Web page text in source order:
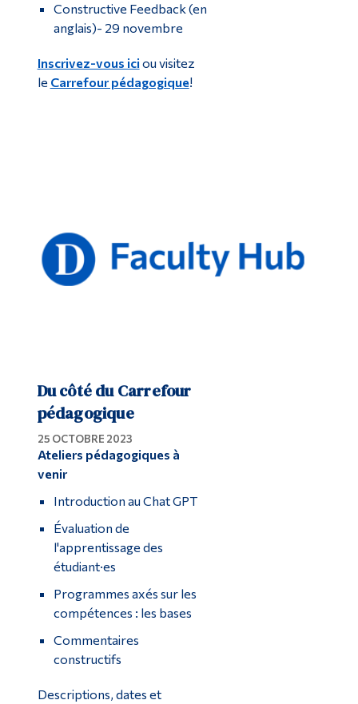
Constructive Feedback (en
anglais)- 29 novembre
Inscrivez-vous ici ou visitez
le Carrefour pédagogique!
Du côté du Carrefour
pédagogique
25 OCTOBRE 2023
Ateliers pédagogiques à
venir
Introduction au Chat GPT
Évaluation de
l'apprentissage des
étudiant·es
Programmes axés sur les
compétences : les bases
Commentaires
constructifs
Descriptions, dates et